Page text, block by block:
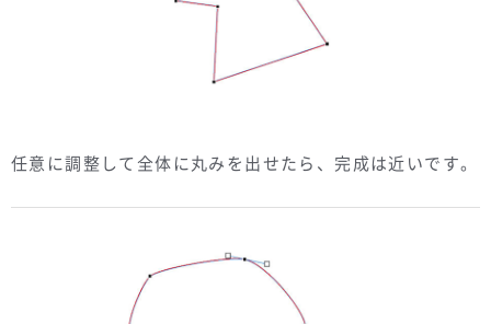
任意に調整して全体に丸みを出せたら、完成は近いです。